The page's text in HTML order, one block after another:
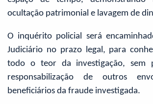
ocultação patrimonial e lavagem de
O inquérito policial será
Judiciário no prazo legal, para
todo o teor da investigação, sem
responsabilização de outros
beneficiários da fraude investigada.